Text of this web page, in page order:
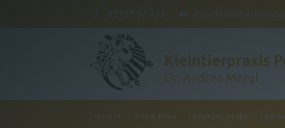
02757 57 133
Aktuell
Startseite Unsere Praxis Leistungen Inhalte